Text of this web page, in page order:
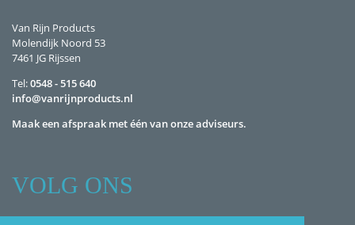
Van Rijn Products
Molendijk Noord 53
7461 JG Rijssen
Tel:0548 - 515 640
info@vanrijnproducts.nl
Maak een afspraak met één van onze adviseurs.
VOLG ONS